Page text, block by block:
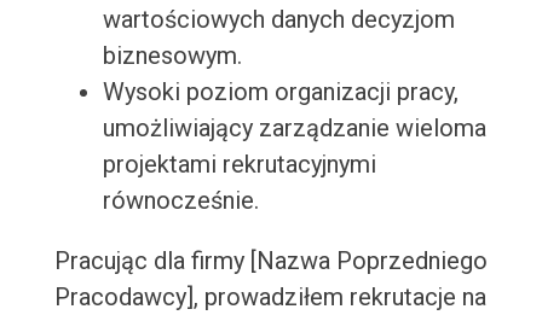
wartościowych danych decyzjom
biznesowym.
Wysoki poziom organizacji pracy,
umożliwiający zarządzanie wieloma
projektami rekrutacyjnymi
równocześnie.
Pracując dla firmy [Nazwa Poprzedniego
Pracodawcy], prowadziłem rekrutacje na